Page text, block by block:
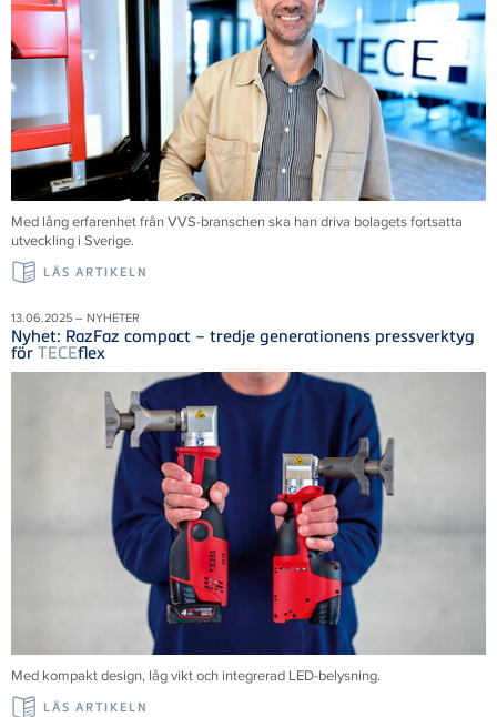
Med lång erfarenhet från VVS-branschen ska han driva bolagets fortsatta
utveckling i Sverige.
LÄS ARTIKELN
13.06.2025 – NYHETER
Nyhet: RazFaz compact – tredje generationens pressverktyg
för TECEflex
Med kompakt design, låg vikt och integrerad LED-belysning.
LÄS ARTIKELN